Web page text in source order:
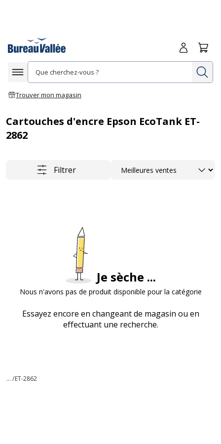
Afficher la navigation
Trouver mon magasin
Me
Cartouches d'encre Epson EcoTank ET-
2862
Filtrer Trier
Je sèche ...
Nous n'avons pas de produit disponible pour la catégorie
Essayez encore en changeant de magasin ou en
effectuant une recherche.
... /ET-2862